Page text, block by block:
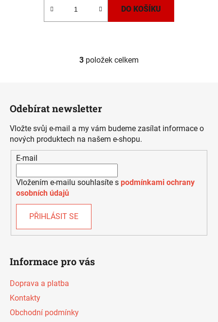
DO KOŠÍKU
O
c
í
p
r
k
i
3 položek celkem
Odebírat newsletter
Vložte svůj e-mail a my vám budeme zasílat informace o
nových produktech na našem e-shopu.
E-mail
Vložením e-mailu souhlasíte s podmínkami ochrany
osobních údajů
PŘIHLÁSIT SE
Informace pro vás
Doprava a platba
Kontakty
Obchodní podmínky